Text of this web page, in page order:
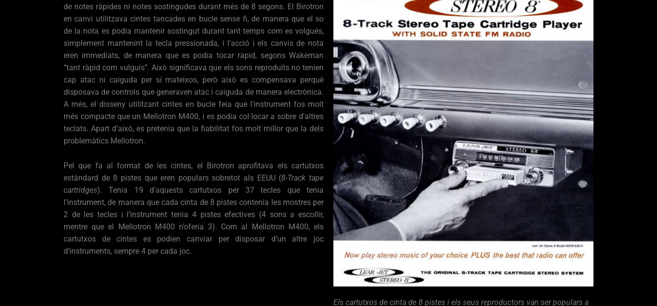
de notes ràpides ni notes sostingudes durant més de 8 segons. El Birotron
en canvi utilitzava cintes tancades en bucle sense fi, de manera que el so
de la nota es podia mantenir sostingut durant tant temps com es volgués,
simplement mantenint la tecla pressionada, i l’acció i els canvis de nota
eren immediats, de manera que es podia tocar ràpid, segons Wakeman
“tant ràpid com vulguis”. Això significava que els sons reproduïts no tenien
cap atac ni caiguda per sí mateixos, però això es compensava perquè
disposava de controls que generaven atac i caiguda de manera electrònica.
A més, el disseny utilitzant cintes en bucle feia que l’instrument fos molt
més compacte que un Mellotron M400, i es podia col·locar a sobre d’altres
teclats. Apart d’això, es pretenia que la fiabilitat fos molt millor que la dels
problemàtics Mellotron.
Pel que fa al format de les cintes, el Birotron aprofitava els cartutxos
estàndard de 8 pistes que eren populars sobretot als EEUU (8-Track tape
cartridges). Tenia 19 d’aquests cartutxos per 37 tecles que tenia
l’instrument, de manera que cada cinta de 8 pistes contenia les mostres per
2 de les tecles i l’instrument tenia 4 pistes efectives (4 sons a escollir,
mentre que el Mellotron M400 n’oferia 3). Com al Mellotron M400, els
cartutxos de cintes es podien canviar per disposar d’un altre joc
d’instruments, sempre 4 per cada joc.
Els cartutxos de cinta de 8 pistes i els seus reproductors van ser populars a